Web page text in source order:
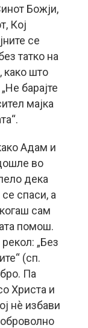
Божји,
Кој
се
татко на
како што
барајте
мајка
Адам и
во
дека
спаси, а
сам
помош.
„Без
(сп.
Па
Христа и
нè избави